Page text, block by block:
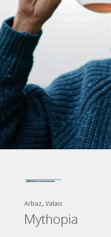
Arbaz, Valais
Mythopia